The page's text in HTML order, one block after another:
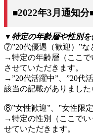
■2022年3月通知分
▼特定の年齢層や性別
⑦”20代優遇（歓迎）”な
→特定の年齢層（ここで
させていただきます。
→”20代活躍中”、”20代
該当の記載がありました
⑧”女性歓迎”、”女性限
→特定の性別（ここでい
せていただきます。